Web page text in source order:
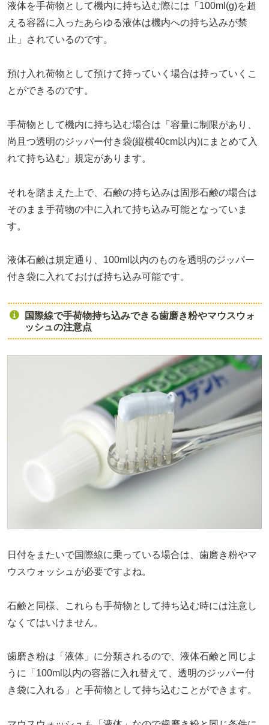
液体を手荷物として機内に持ち込む際には「100ml(g)を超
える容器に入ったあらゆる液体は機内への持ち込みが禁
止」されているのです。
預け入れ荷物として預けて持っていく場合は持っていくこ
とができるのです。
手荷物として機内に持ち込む場合は「容量に制限があり、
尚且つ透明のジッパー付き袋(縦横40cm以内)にまとめて入
れて持ち込む」規定があります。
それを踏まえた上で、石鹸の持ち込みは固形石鹸の場合は
そのまま手荷物の中に入れて持ち込み可能となっていま
す。
液体石鹸は規定通り、100ml以内のものを透明のジッパー
付き袋に入れておけば持ち込み可能です。
国際線で手荷物持ち込みできる歯磨き粉やマウスウォ
ッシュの注意点
日付をまたいで国際線に乗っている場合は、歯磨き粉やマ
ウスウォッシュが必要ですよね。
石鹸と同様、これらも手荷物として持ち込む時には注意し
なくてはいけません。
歯磨き粉は「液体」に分類されるので、液体石鹸と同じよ
うに「100ml以内の容器に入れ替えて、透明のジッパー付
き袋に入れる」と手荷物として持ち込むことができます。